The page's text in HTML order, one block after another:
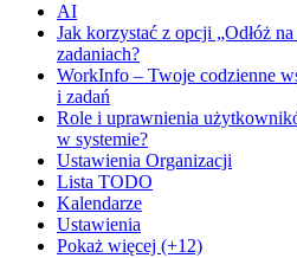
AI
Jak korzystać z opcji „Odłóż
zadaniach?
WorkInfo – Twoje codzienne
i zadań
Role i uprawnienia
w systemie?
Ustawienia Organizacji
Lista TODO
Kalendarze
Ustawienia
Pokaż więcej (+12)